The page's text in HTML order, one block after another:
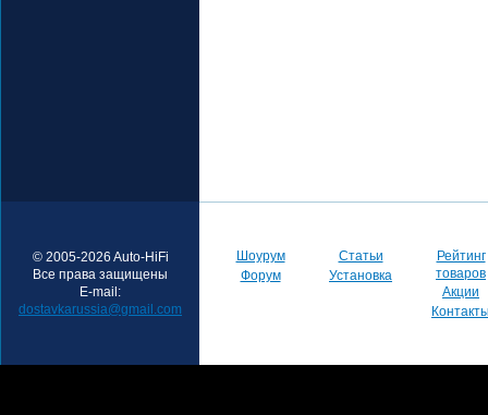
© 2005-2026 Auto-HiFi
Все права защищены
E-mail:
dostavkarussia@gmail.com
Шоурум
Форум
Статьи
Установка
Рейтинг
товаров
Акции